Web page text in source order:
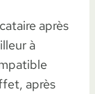
après
à
après